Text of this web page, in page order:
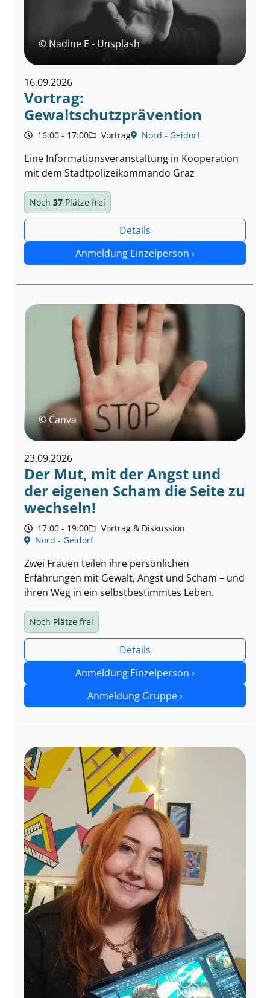
16.09.2026
Vortrag:
Gewaltschutzprävention
16:00 - 17:00 Vortrag Nord - Geidorf
Eine Informationsveranstaltung in Kooperation
mit dem Stadtpolizeikommando Graz
Noch 37 Plätze frei
Details
Anmeldung Einzelperson ›
© Nadine E - Unsplash
23.09.2026
Der Mut, mit der Angst und
der eigenen Scham die Seite zu
wechseln!
17:00 - 19:00
Vortrag & Diskussion
Nord - Geidorf
Zwei Frauen teilen ihre persönlichen
Erfahrungen mit Gewalt, Angst und Scham – und
ihren Weg in ein selbstbestimmtes Leben.
Noch Plätze frei
Details
Anmeldung Einzelperson ›
Anmeldung Gruppe ›
© Canva